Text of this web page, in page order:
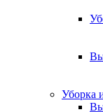
Уборка